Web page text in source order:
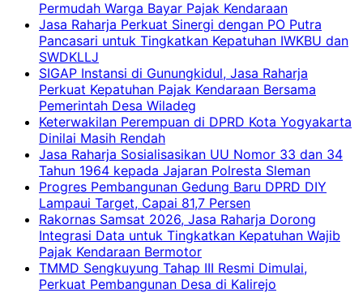
Permudah Warga Bayar Pajak Kendaraan
Jasa Raharja Perkuat Sinergi dengan PO Putra
Pancasari untuk Tingkatkan Kepatuhan IWKBU dan
SWDKLLJ
SIGAP Instansi di Gunungkidul, Jasa Raharja
Perkuat Kepatuhan Pajak Kendaraan Bersama
Pemerintah Desa Wiladeg
Keterwakilan Perempuan di DPRD Kota Yogyakarta
Dinilai Masih Rendah
Jasa Raharja Sosialisasikan UU Nomor 33 dan 34
Tahun 1964 kepada Jajaran Polresta Sleman
Progres Pembangunan Gedung Baru DPRD DIY
Lampaui Target, Capai 81,7 Persen
Rakornas Samsat 2026, Jasa Raharja Dorong
Integrasi Data untuk Tingkatkan Kepatuhan Wajib
Pajak Kendaraan Bermotor
TMMD Sengkuyung Tahap III Resmi Dimulai,
Perkuat Pembangunan Desa di Kalirejo